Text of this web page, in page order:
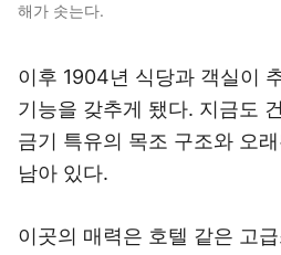
해가 솟는다.
이후 1904년 식당과 객실이
기능을 갖추게 됐다. 지금도
금기 특유의 목조 구조와 오
남아 있다.
이곳의 매력은 호텔 같은 고